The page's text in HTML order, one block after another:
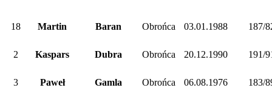
18 Martin Baran Obrońca 03.01.1988 187/
2 Kaspars Dubra Obrońca 20.12.1990 191/
3 Paweł Gamla Obrońca 06.08.1976 183/